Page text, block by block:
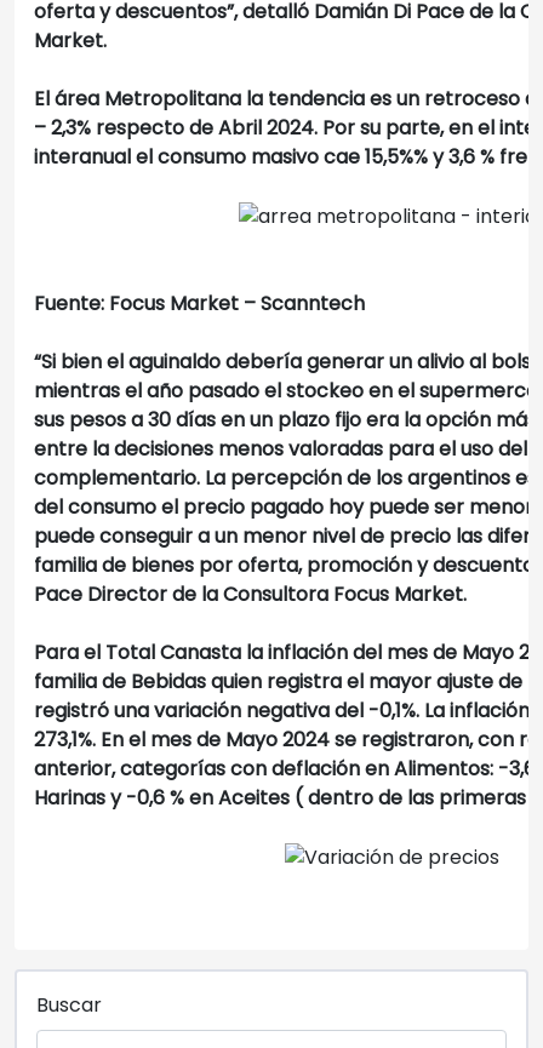
oferta y descuentos”, detalló Damián Di Pace de la
Market.
El área Metropolitana la tendencia es un retroceso
– 2,3% respecto de Abril 2024. Por su parte, en el
interanual el consumo masivo cae 15,5%% y 3,6 %
Fuente: Focus Market – Scanntech
“Si bien el aguinaldo debería generar un alivio al
mientras el año pasado el stockeo en el
sus pesos a 30 días en un plazo fijo era la opción
entre la decisiones menos valoradas para el uso del
complementario. La percepción de los argentinos
del consumo el precio pagado hoy puede ser menor
puede conseguir a un menor nivel de precio las
familia de bienes por oferta, promoción y descuento
Pace Director de la Consultora Focus Market.
Para el Total Canasta la inflación del mes de Mayo
familia de Bebidas quien registra el mayor ajuste de
registró una variación negativa del -0,1%. La inflación
273,1%. En el mes de Mayo 2024 se registraron, con
anterior, categorías con deflación en Alimentos: -
Harinas y -0,6 % en Aceites ( dentro de las primeras
Buscar